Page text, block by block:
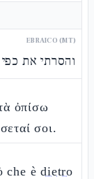
EBRAICO (MT)
והסרתי את
ὀπίσω
σοι.
che èdietro